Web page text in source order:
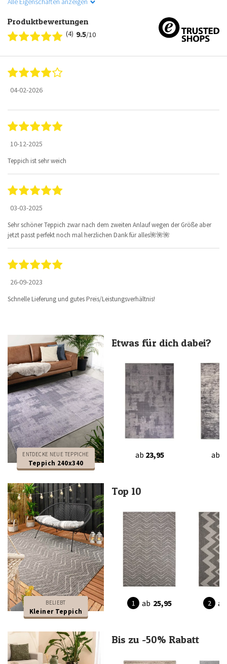
Produktbewertungen
(4) 9.5/10
04-02-2026
10-12-2025
Teppich ist sehr weich
03-03-2025
Sehr schöner Teppich zwar nach dem zweiten Anlauf wegen der Größe aber
jetzt passt perfekt noch mal herzlichen Dank für alles🌺🌺🌺
26-09-2023
Schnelle Lieferung und gutes Preis/Leistungsverhältnis!
ENTDECKE NEUE TEPPICHE
Teppich 240x340
Etwas für dich dabei?
ab 23,95 ab
BELIEBT
Kleiner Teppich
Top 10
ab 25,95 ab
Bis zu -50% Rabatt